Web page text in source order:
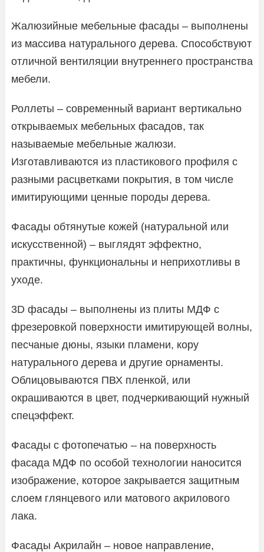
Жалюзийные мебельные фасады – выполнены
из массива натурального дерева. Способствуют
отличной вентиляции внутреннего пространства
мебели.
Роллеты – современный вариант вертикально
открываемых мебельных фасадов, так
называемые мебельные жалюзи.
Изготавливаются из пластикового профиля с
разными расцветками покрытия, в том числе
имитирующими ценные породы дерева.
Фасады обтянутые кожей (натуральной или
искусственной) – выглядят эффектно,
практичны, функциональны и неприхотливы в
уходе.
3D фасады – выполнены из плиты МДФ с
фрезеровкой поверхности имитирующей волны,
песчаные дюны, языки пламени, кору
натурального дерева и другие орнаменты.
Облицовываются ПВХ пленкой, или
окрашиваются в цвет, подчеркивающий нужный
спецэффект.
Фасады с фотопечатью – на поверхность
фасада МДФ по особой технологии наносится
изображение, которое закрывается защитным
слоем глянцевого или матового акрилового
лака.
Фасады Акрилайн – новое направление,